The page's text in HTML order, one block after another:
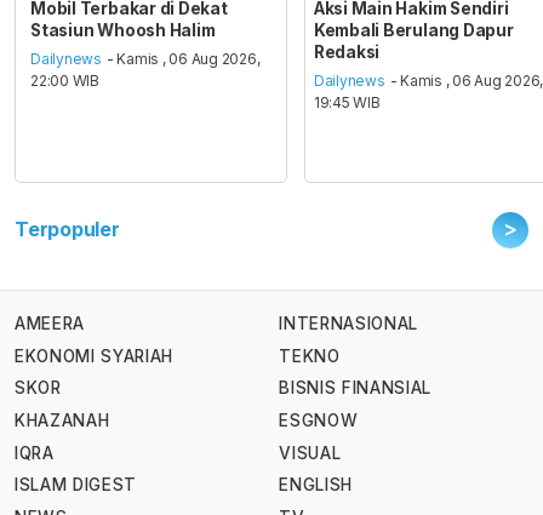
Mobil Terbakar di Dekat
Stasiun Whoosh Halim
Dailynews - Kamis , 06 Aug 2026,
22:00 WIB
Aksi Main Hakim Sendiri
Kembali Berulang Dapur
Redaksi
Dailynews - Kamis , 06 Aug 2026,
19:45 WIB
Terpopuler >
AMEERA
EKONOMI SYARIAH
SKOR
KHAZANAH
IQRA
ISLAM DIGEST
INTERNASIONAL
TEKNO
BISNIS FINANSIAL
ESGNOW
VISUAL
ENGLISH